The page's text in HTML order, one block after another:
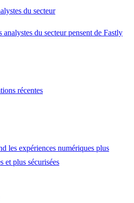
du secteur
analystes du secteur pensent de Fastly
récentes
les expériences numériques plus
et plus sécurisées